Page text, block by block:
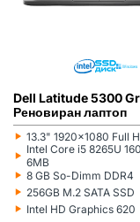
Dell Latitude 5300
Реновиран лаптоп
‣
Монитор:
13.3" 1920x1080 Full
‣
Процесор:
Intel Core i5 8265U
6MB
‣
Рам памет:
8 GB So-Dimm DDR4
‣
Хард диск:
256GB M.2 SATA SSD
‣
Видеокарта:
Intel HD Graphics 620